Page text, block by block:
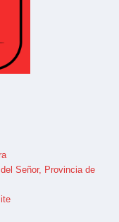
Señor, Provincia de